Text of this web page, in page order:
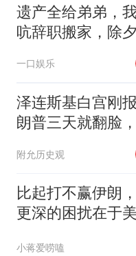
遗产全给弟弟，
吭辞职搬家，除
一口娱乐
泽连斯基白宫刚
朗普三天就翻脸
附允历史观
比起打不赢伊朗
更深的困扰在于
小蒋爱唠嗑